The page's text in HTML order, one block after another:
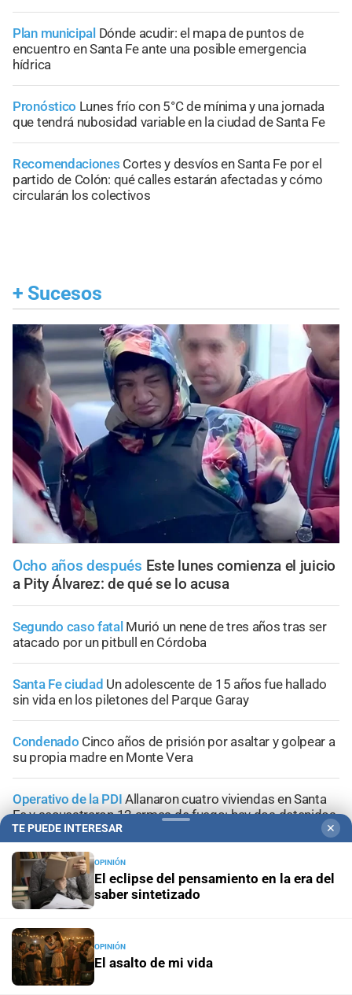
Plan municipal Dónde acudir: el mapa de puntos de
encuentro en Santa Fe ante una posible emergencia
hídrica
Pronóstico Lunes frío con 5°C de mínima y una jornada
que tendrá nubosidad variable en la ciudad de Santa Fe
Recomendaciones Cortes y desvíos en Santa Fe por el
partido de Colón: qué calles estarán afectadas y cómo
circularán los colectivos
+ Sucesos
Ocho años después Este lunes comienza el juicio
a Pity Álvarez: de qué se lo acusa
Segundo caso fatal Murió un nene de tres años tras ser
atacado por un pitbull en Córdoba
Santa Fe ciudad Un adolescente de 15 años fue hallado
sin vida en los piletones del Parque Garay
Condenado Cinco años de prisión por asaltar y golpear a
su propia madre en Monte Vera
Operativo de la PDI Allanaron cuatro viviendas en Santa
Fe y secuestraron 12 armas de fuego: hay dos detenidos
+Información General
TE PUEDE INTERESAR ✕
OPINIÓN
El eclipse del pensamiento en la era del
saber sintetizado
OPINIÓN
El asalto de mi vida